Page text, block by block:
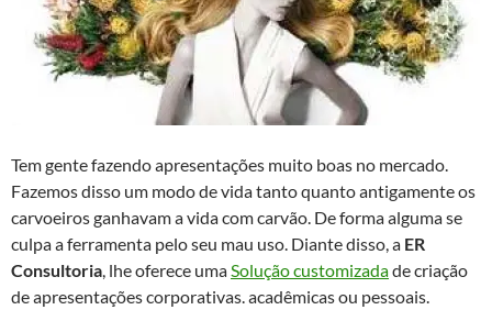
Tem gente fazendo apresentações muito boas no mercado.
Fazemos disso um modo de vida tanto quanto antigamente os
carvoeiros ganhavam a vida com carvão. De forma alguma se
culpa a ferramenta pelo seu mau uso. Diante disso, a ER
Consultoria , lhe oferece uma Solução customizadade criação
de apresentações corporativas. acadêmicas ou pessoais.